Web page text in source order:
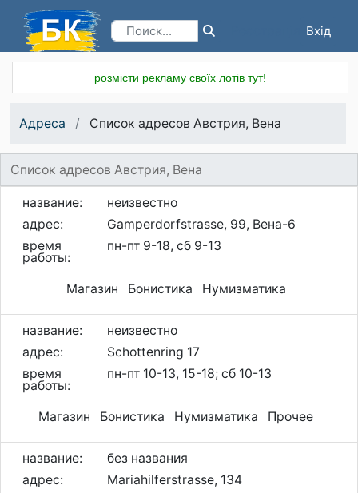
Вхід
розмісти рекламу своїх лотів тут!
Адреса Список адресов Австрия, Вена
Список адресов Австрия, Вена
название:
неизвестно
адрес:
Gamperdorfstrasse, 99, Вена-6
время
работы:
пн-пт 9-18, сб 9-13
Магазин Бонистика Нумизматика
название:
неизвестно
адрес:
Schottenring 17
время
работы:
пн-пт 10-13, 15-18; сб 10-13
Магазин Бонистика Нумизматика Прочее
название:
без названия
адрес:
Mariahilferstrasse, 134